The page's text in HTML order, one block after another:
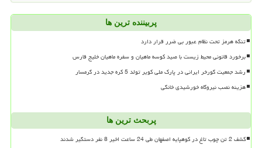
پربیننده ترین ها
تنگه هرمز تحت نظام عبور بی ضرر قرار دارد
برخورد قانونی محیط زیست با صید کوسه ماهیان و سفره ماهیان خلیج فارس
رشد جمعیت گورخر ایرانی در پارک ملی کویر تولد 5 کره جدید در گرمسار
هزینه نصب نیروگاه خورشیدی خانگی
پربحث ترین ها
کشف 2 تن چوب تاغ در کوهپایه اصفهان طی 24 ساعت اخیر 8 نفر دستگیر شدند